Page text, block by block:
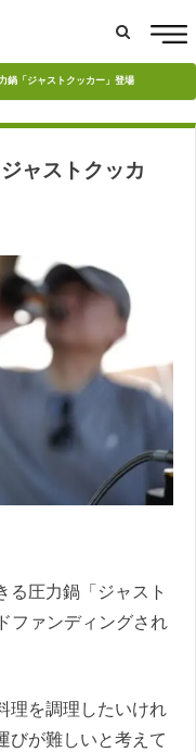
鍋「ジャストクッカー」登場
ャストクッカ
る圧力鍋「ジャスト
ファンディングされ
理を調理したいけれ
びが難しいと考えて